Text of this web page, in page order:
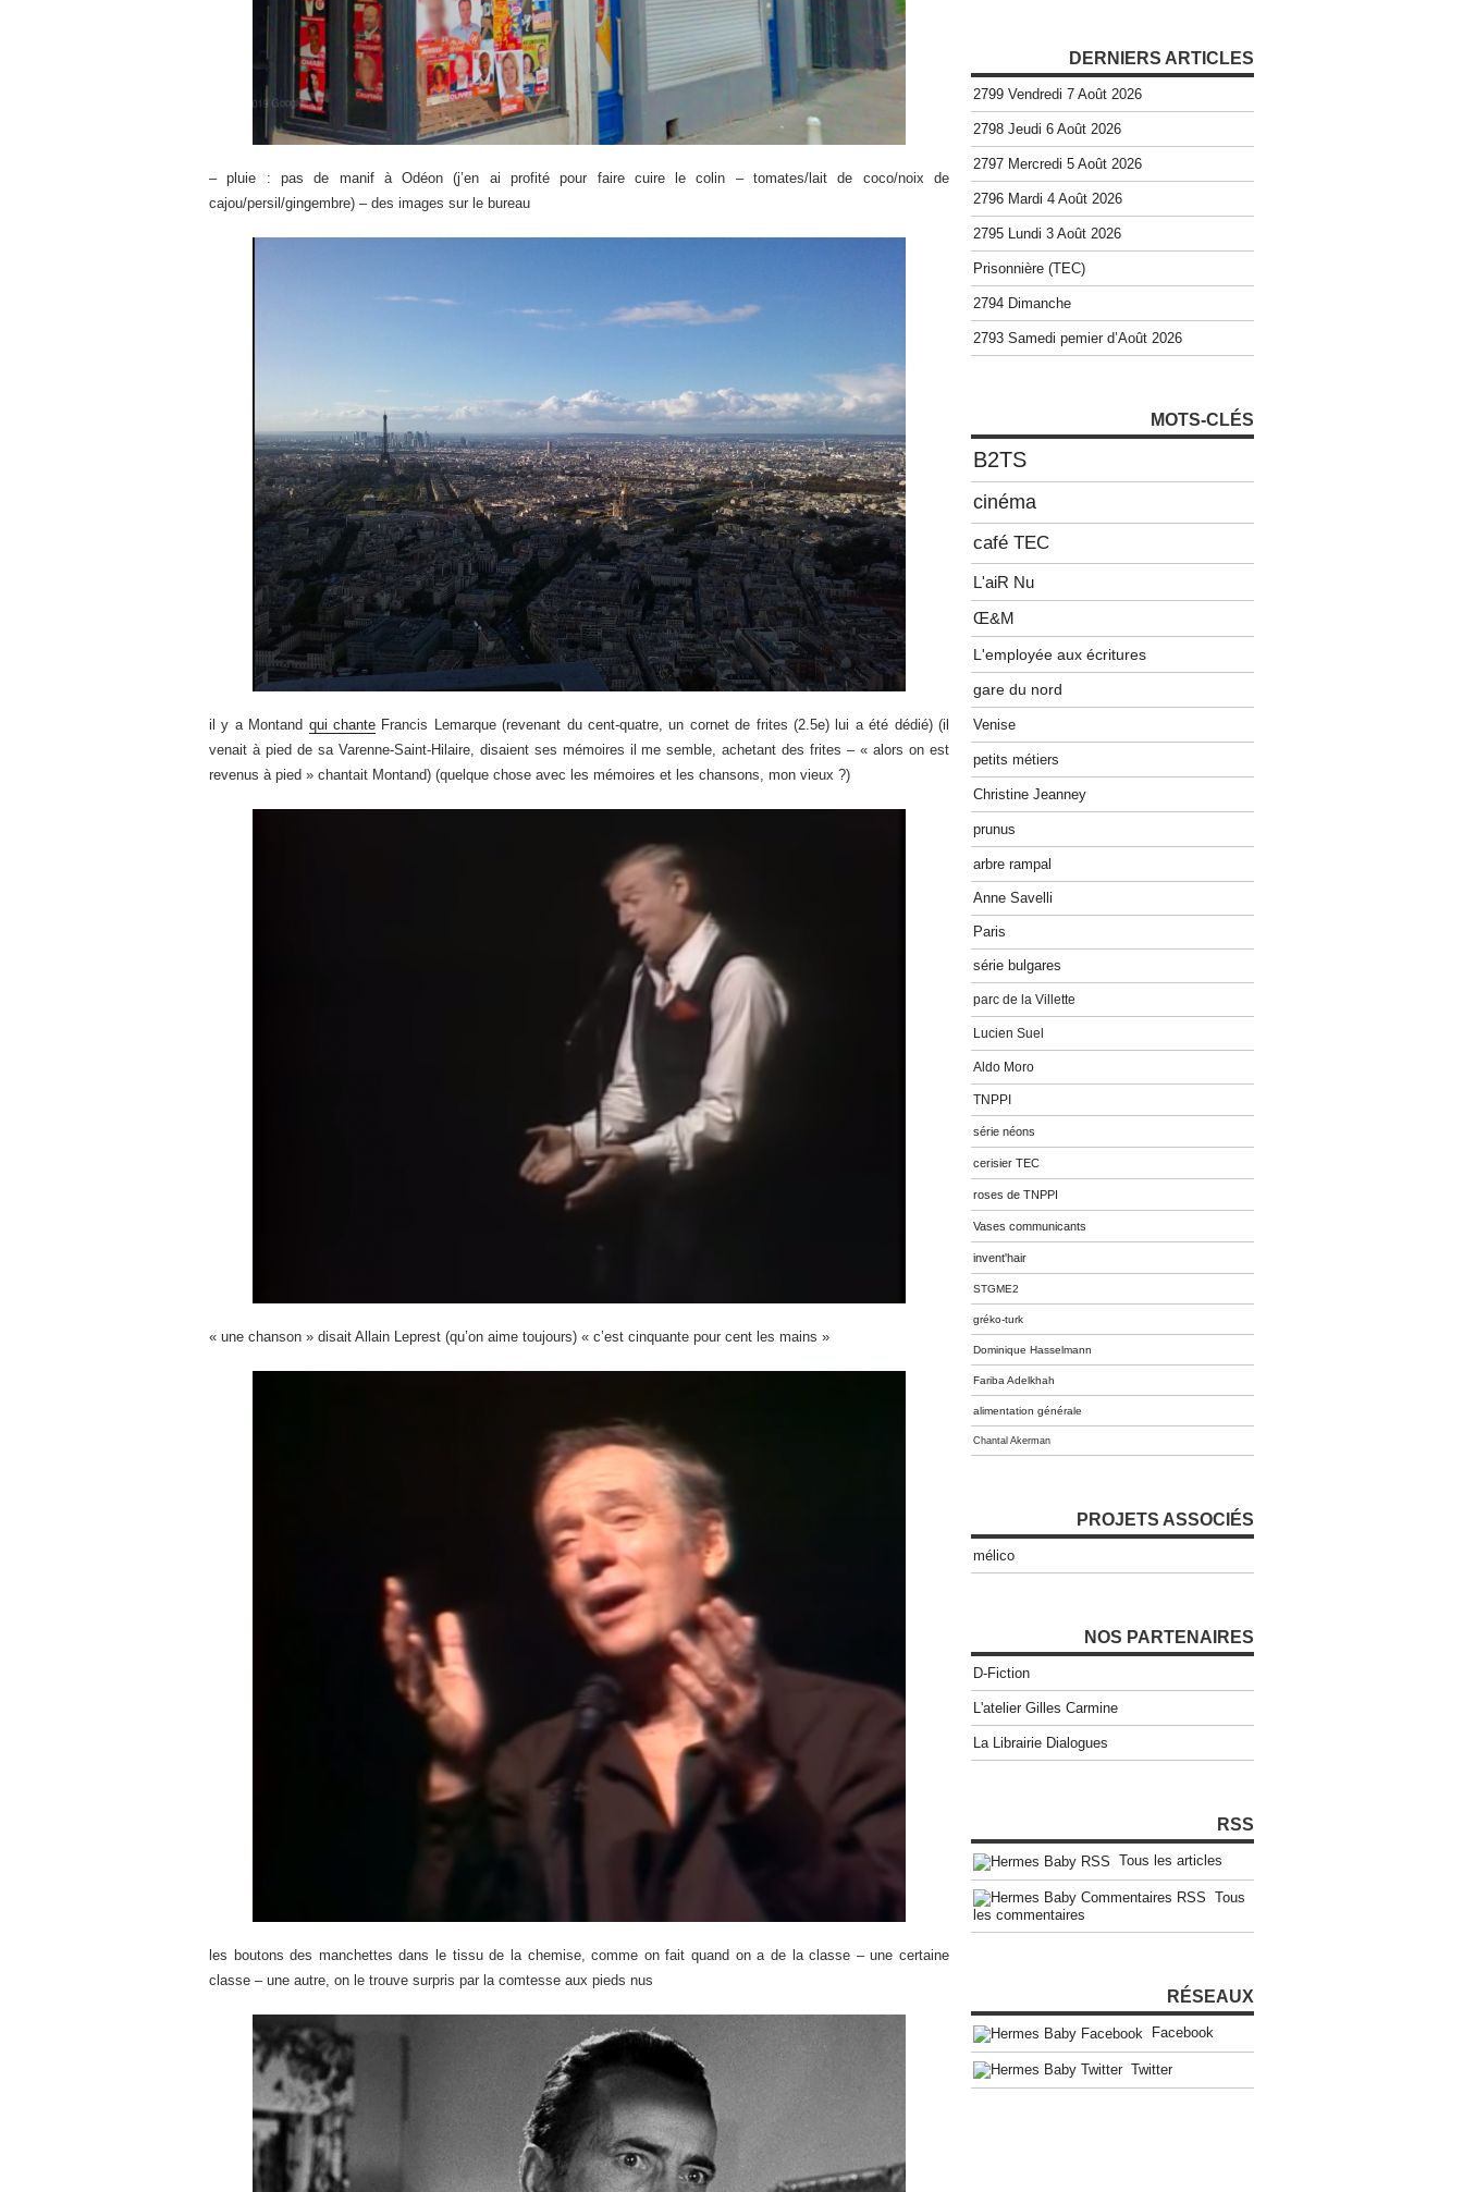
– pluie : pas de manif à Odéon (j’en ai profité pour faire cuire le colin – tomates/lait de coco/noix de
cajou/persil/gingembre) – des images sur le bureau
il y a Montand qui chante Francis Lemarque (revenant du cent-quatre, un cornet de frites (2.5e) lui a été dédié) (il
venait à pied de sa Varenne-Saint-Hilaire, disaient ses mémoires il me semble, achetant des frites – « alors on est
revenus à pied » chantait Montand) (quelque chose avec les mémoires et les chansons, mon vieux ?)
« une chanson » disait Allain Leprest (qu’on aime toujours) « c’est cinquante pour cent les mains »
les boutons des manchettes dans le tissu de la chemise, comme on fait quand on a de la classe – une certaine
classe – une autre, on le trouve surpris par la comtesse aux pieds nus
DERNIERS ARTICLES
2799 Vendredi 7 Août 2026
2798 Jeudi 6 Août 2026
2797 Mercredi 5 Août 2026
2796 Mardi 4 Août 2026
2795 Lundi 3 Août 2026
Prisonnière (TEC)
2794 Dimanche
2793 Samedi pemier d’Août 2026
MOTS-CLÉS
B2TS
cinéma
café TEC
L'aiR Nu
Œ&M
L'employée aux écritures
gare du nord
Venise
petits métiers
Christine Jeanney
prunus
arbre rampal
Anne Savelli
Paris
série bulgares
parc de la Villette
Lucien Suel
Aldo Moro
TNPPI
série néons
cerisier TEC
roses de TNPPI
Vases communicants
invent'hair
STGME2
gréko-turk
Dominique Hasselmann
Fariba Adelkhah
alimentation générale
Chantal Akerman
PROJETS ASSOCIÉS
mélico
NOS PARTENAIRES
D-Fiction
L'atelier Gilles Carmine
La Librairie Dialogues
RSS
Tous les articles
Tous
les commentaires
RÉSEAUX
Facebook
Twitter